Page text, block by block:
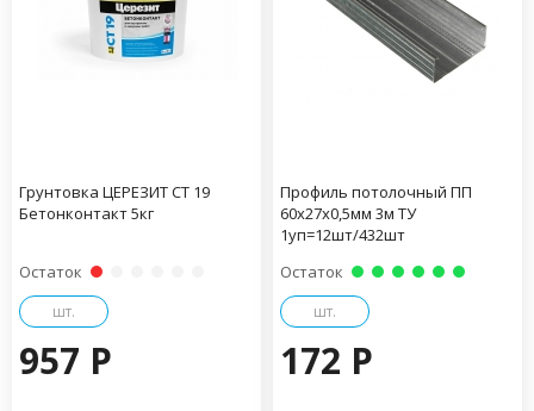
Грунтовка ЦЕРЕЗИТ CT 19
Бетонконтакт 5кг
Остаток
шт.
957 P
Профиль потолочный ПП
60х27х0,5мм 3м ТУ
1уп=12шт/432шт
Остаток
шт.
172 P